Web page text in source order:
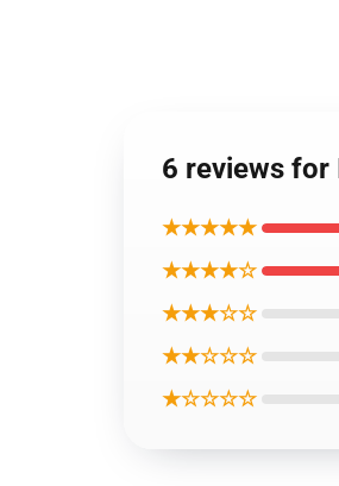
6 reviews for
★★★★★
★★★★☆
★★★☆☆
★★☆☆☆
★☆☆☆☆